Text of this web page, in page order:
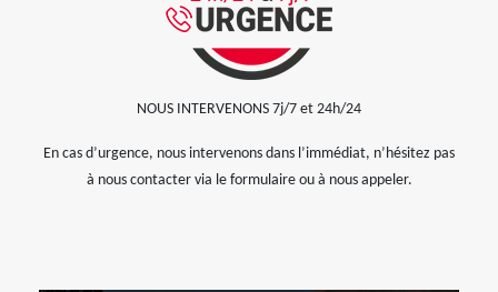
NOUS INTERVENONS 7j/7 et 24h/24
En cas d’urgence, nous intervenons dans l’immédiat, n’hésitez pas
à nous contacter via le formulaire ou à nous appeler.